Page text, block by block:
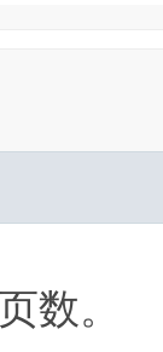
数。